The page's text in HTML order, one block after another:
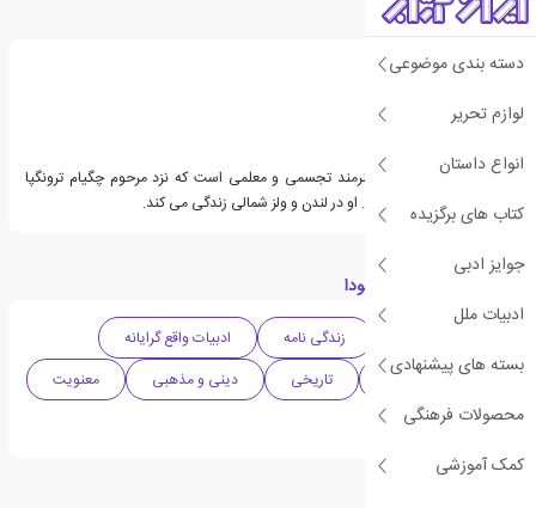
دسته بندی موضوعی
لوازم تحریر
انواع داستان
کتاب های برگزیده
جوایز ادبی
ادبیات ملل
بسته های پیشنهادی
محصولات فرهنگی
کمک آموزشی
درباره جین هوپ
جین هوپ نویسنده ، هنرمند تجسمی و معلمی است که نزد مرحوم چگیام ترونگپا
رینپوچ تحصیل کرده است. او در لندن و ولز شمالی زندگی می کند.
دسته بندی های کتاب بودا
زندگی نامه
ادبیات واقع گرایانه
دهه 1990 میلادی
تاریخی دینی و مذهبی
معنویت
کتاب مصور